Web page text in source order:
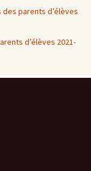
parents d’élèves
d’élèves 2021-